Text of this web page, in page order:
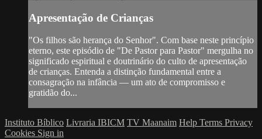
Apresentação de Crianças
"Os filhos são herança do Senhor". Com base neste princípio
eterno, este episódio de "De Pastor para Pastor" mergulha no
significado espiritual e doutrinário do culto de apresentação
de crianças. Entenda a distinção fundamental entre a
consagração na infância — um ato de compromisso e
gratidão do...
Instituto Bíblico Livraria IBICM TV Maanaim Help Terms Privacy
Cookies Sign in